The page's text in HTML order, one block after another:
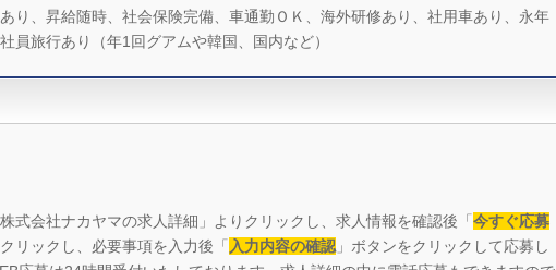
り、昇給随時、社会保険完備、車通勤ＯＫ、海外研修あり、社用車あり、永年
員旅行あり（年1回グアムや韓国、国内など）
株式会社ナカヤマの求人詳細」よりクリックし、求人情報を確認後「 今すぐ応募
リックし、必要事項を入力後「 入力内容の確認」ボタンをクリックして応募し